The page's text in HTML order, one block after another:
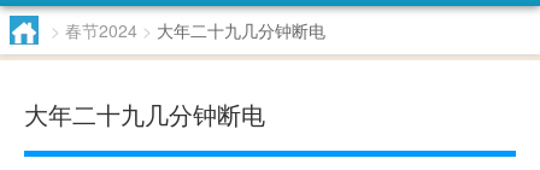
> 春节2024 > 大年二十九几分钟断电
大年二十九几分钟断电